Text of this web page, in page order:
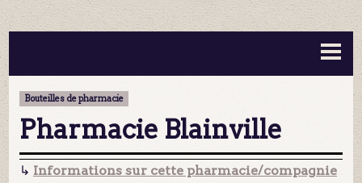
BOUTEILLES ▼
MA COLLECTION
CONTACT
Bouteilles de pharmacie
Pharmacie Blainville
↳ Informations sur cette pharmacie/compagnie